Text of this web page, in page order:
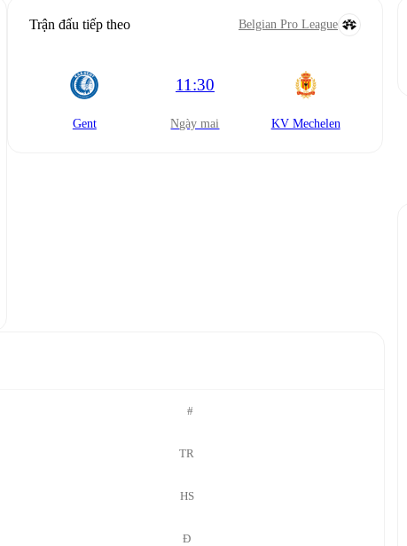
Trận đấu tiếp theo Belgian Pro League
Gent
11:30
Ngày mai KV Mechelen
#
TR
HS
Đ